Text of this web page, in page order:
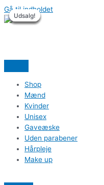
Gå til indholdet
Shop
Mænd
Kvinder
Unisex
Gaveæske
Uden parabener
Hårpleje
Make up
Udsalg!
Udsalg!
Udsalg!
Udsalg!
Udsalg!
Udsalg!